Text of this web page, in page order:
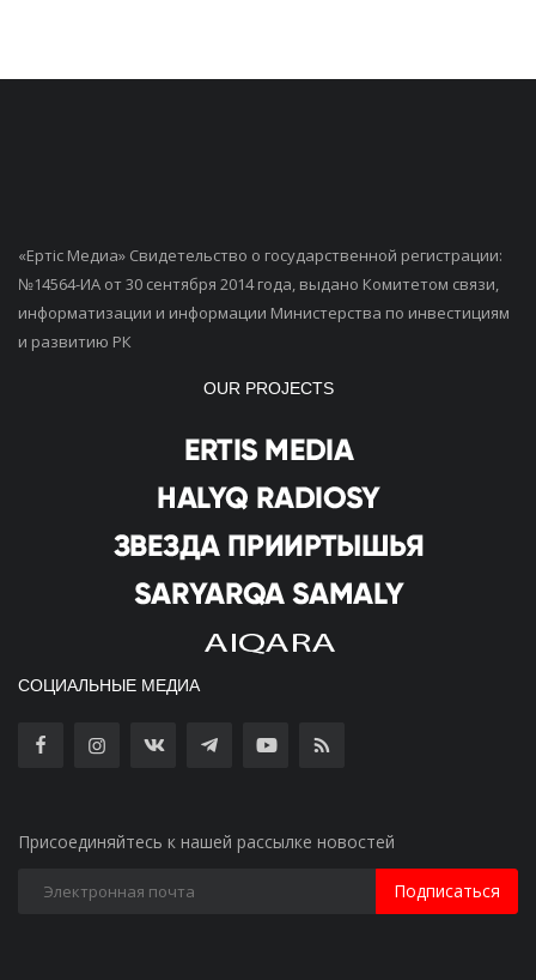
«Ертiс Медиа» Свидетельство о государственной регистрации:
№14564-ИА от 30 сентября 2014 года, выдано Комитетом связи,
информатизации и информации Министерства по инвестициям
и развитию РК
OUR PROJECTS
СОЦИАЛЬНЫЕ МЕДИА
Присоединяйтесь к нашей рассылке новостей
Подписаться